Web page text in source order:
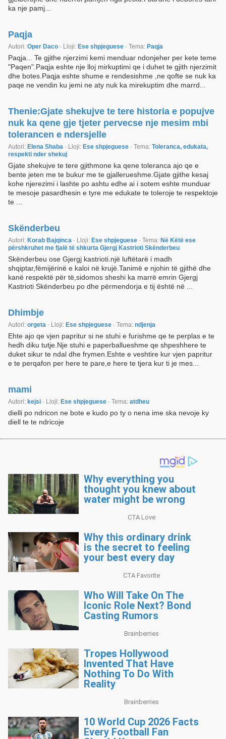
ka nje pamj...
Paqja
Autori: Oper Daco · Lloji: Ese shpjeguese · Tema: Paqja
Paqja... Te gjithe njerzimi kemi menduar ndonjeher per kete teme
"Paqen".Paqja eshte nje lloj mirkuptimi qe i duhet te gjith njerzimit
dhe botes.Paqja eshte shume e rendesishme ,ne qofte se nuk ka
paqe ne vendin ku jemi ne aty nuk ka mirekuptim dhe marrd...
Thenie:Gjate shekujve te tere historia e popujve
nuk ka qene gje tjeter pervecse nje mesim mbi
tolerancen e ndersjelle
Autori: Elena Shaba · Lloji: Ese shpjeguese · Tema: Toleranca, edukata,
respekti nder shekuj
Gjate shekujve te tere gjithmone ka qene toleranca ajo qe e
bente jeten me te bukur me te gjallerueshme.Gjate gjithe kesaj
kohe njerezimi i lashte po ashtu edhe ai i sotem eshte munduar
te mesoje pasardhesin e tyre me edukate te toleroje te respektoje
te ...
Skënderbeu
Autori: Korab Bajqinca · Lloji: Ese shpjeguese · Tema: Në Këtë ese
përshkruhet me fjalë të shkurta Gjergj Kastrioti Skënderbeu
Skënderbeu ose Gjergj kastrioti.një luftëtarë i madh
shqiptar,fëmijërinë e kaloi në krujë.Tanimë e njohin të gjithë dhe
kanë respektë për të,sidomos sheshi ka marrë emrin Gjergj
Kastrioti Skënderbeu po dhe përmendorja e tij është në ...
Dhimbje
Autori: orgeta · Lloji: Ese shpjeguese · Tema: ndjenja
Ehte ajo qe vjen papritur si ne stuhi e furishme qe te perplas e te
hedh diku tutje.Nje stuhi e paperballueshme qe shpeshhere te
duket sikur te ndal dhe frymen.Eshte e veshtire kur vjen papritur
e te perqafon per here te pare,e here te tjera kur ti je mes...
mami
Autori: kejsi · Lloji: Ese shpjeguese · Tema: atdheu
dielli po ndricon ne bote e kudo po ty o nena ime ska nevoje ky
diell te te ndricoje